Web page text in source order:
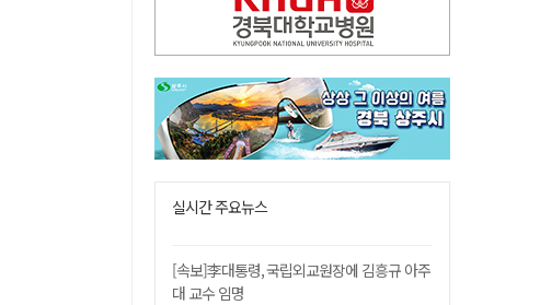
실시간 주요뉴스
[속보]李대통령, 국립외교원장에 김흥규 아주
대 교수 임명